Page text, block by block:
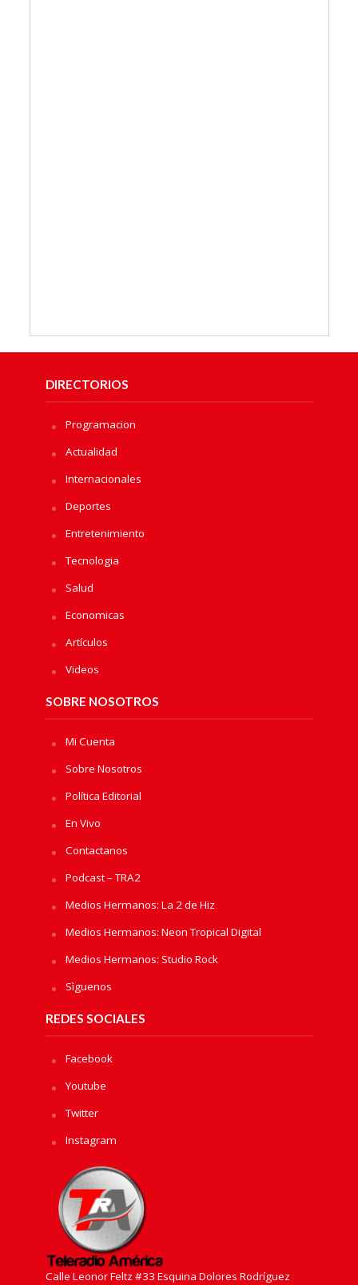
DIRECTORIOS
Programacion
Actualidad
Internacionales
Deportes
Entretenimiento
Tecnologia
Salud
Economicas
Artículos
Videos
SOBRE NOSOTROS
Mi Cuenta
Sobre Nosotros
Política Editorial
En Vivo
Contactanos
Podcast – TRA2
Medios Hermanos: La 2 de Hiz
Medios Hermanos: Neon Tropical Digital
Medios Hermanos: Studio Rock
Sìguenos
REDES SOCIALES
Facebook
Youtube
Twitter
Instagram
Calle Leonor Feltz #33 Esquina Dolores Rodríguez